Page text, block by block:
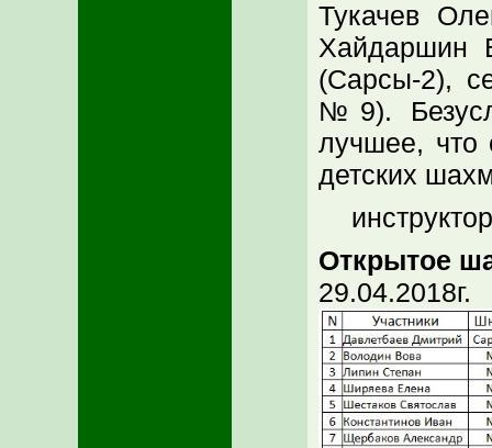
Тукачев
Хайдаршин
(Сарсы-2),
№9).
лучшее, что
детских
Открытое
29.04.2018г.